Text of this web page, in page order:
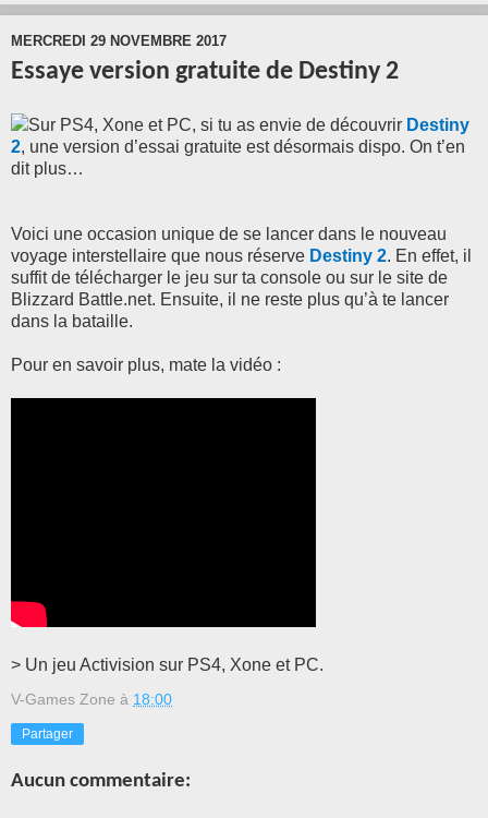
MERCREDI 29 NOVEMBRE 2017
Essaye version gratuite de Destiny 2
Sur PS4, Xone et PC, si tu as envie de découvrir Destiny
2, une version d’essai gratuite est désormais dispo. On t’en
dit plus…
Voici une occasion unique de se lancer dans le nouveau
voyage interstellaire que nous réserve Destiny 2. En effet, il
suffit de télécharger le jeu sur ta console ou sur le site de
Blizzard Battle.net. Ensuite, il ne reste plus qu’à te lancer
dans la bataille.
Pour en savoir plus, mate la vidéo :
> Un jeu Activision sur PS4, Xone et PC.
V-Games Zone à 18:00
Partager
Aucun commentaire: